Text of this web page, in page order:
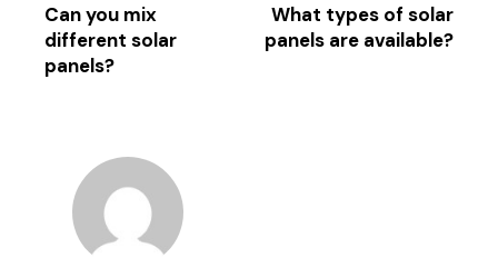
Can you mix
different solar
panels?
What types of solar
panels are available?